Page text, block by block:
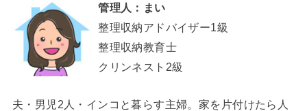
管理人：まい
整理収納アドバイザー1級
整理収納教育士
クリンネスト2級
夫・男児2人・インコと暮らす主婦。家を片付けたら人